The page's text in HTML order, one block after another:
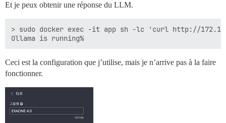
Et je peux obtenir une réponse du LLM.
> sudo docker exec -it app sh -lc 'curl http://
Ceci est la configuration que j’utilise, mais je n’arrive pas à la faire
fonctionner.